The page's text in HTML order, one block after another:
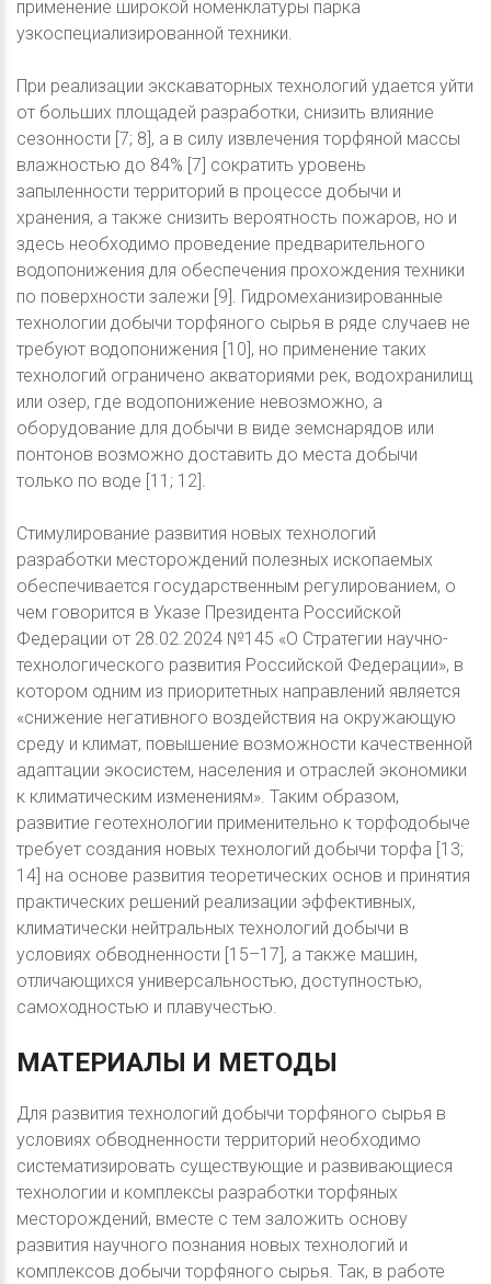
применение широкой номенклатуры парка
узкоспециализированной техники.
При реализации экскаваторных технологий удается уйти
от больших площадей разработки, снизить влияние
сезонности [7; 8], а в силу извлечения торфяной массы
влажностью до 84% [7] сократить уровень
запыленности территорий в процессе добычи и
хранения, а также снизить вероятность пожаров, но и
здесь необходимо проведение предварительного
водопонижения для обеспечения прохождения техники
по поверхности залежи [9]. Гидромеханизированные
технологии добычи торфяного сырья в ряде случаев не
требуют водопонижения [10], но применение таких
технологий ограничено акваториями рек, водохранилищ
или озер, где водопонижение невозможно, а
оборудование для добычи в виде земснарядов или
понтонов возможно доставить до места добычи
только по воде [11; 12].
Стимулирование развития новых технологий
разработки месторождений полезных ископаемых
обеспечивается государственным регулированием, о
чем говорится в Указе Президента Российской
Федерации от 28.02.2024 №145 «О Стратегии научно-
технологического развития Российской Федерации», в
котором одним из приоритетных направлений является
«снижение негативного воздействия на окружающую
среду и климат, повышение возможности качественной
адаптации экосистем, населения и отраслей экономики
к климатическим изменениям». Таким образом,
развитие геотехнологии применительно к торфодобыче
требует создания новых технологий добычи торфа [13;
14] на основе развития теоретических основ и принятия
практических решений реализации эффективных,
климатически нейтральных технологий добычи в
условиях обводненности [15–17], а также машин,
отличающихся универсальностью, доступностью,
самоходностью и плавучестью.
МАТЕРИАЛЫ И МЕТОДЫ
Для развития технологий добычи торфяного сырья в
условиях обводненности территорий необходимо
систематизировать существующие и развивающиеся
технологии и комплексы разработки торфяных
месторождений, вместе с тем заложить основу
развития научного познания новых технологий и
комплексов добычи торфяного сырья. Так, в работе